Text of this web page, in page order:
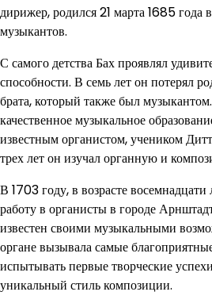
дирижер, родился 21 марта 1685 года
музыкантов.
С самого детства Бах проявлял
способности. В семь лет он потерял
брата, который также был
качественное музыкальное
известным органистом, учеником
трех лет он изучал органную и
В 1703 году, в возрасте
работу в органисты в городе
известен своими музыкальными
органе вызывала самые
испытывать первые творческие
уникальный стиль композиции.